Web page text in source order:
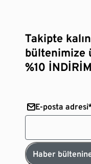
Takipte
bültenimize
%10
E-posta
Haber